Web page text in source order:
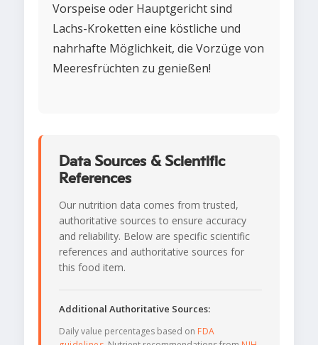
Vorspeise oder Hauptgericht sind
Lachs-Kroketten eine köstliche und
nahrhafte Möglichkeit, die Vorzüge von
Meeresfrüchten zu genießen!
Data Sources & Scientific
References
Our nutrition data comes from trusted,
authoritative sources to ensure accuracy
and reliability. Below are specific scientific
references and authoritative sources for
this food item.
Additional Authoritative Sources:
Daily value percentages based on FDA